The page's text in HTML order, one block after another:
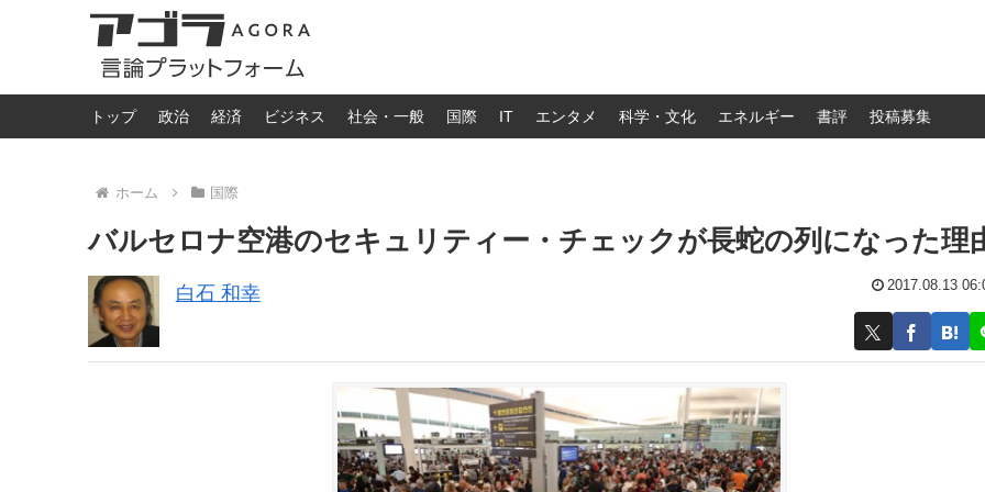
トップ 政治 経済 ビジネス 社会・一般 国際 IT エンタメ 科学・文化 エネルギー 書評 投稿募集
ホーム 国際
バルセロナ空港のセキュリティー・チェックが長蛇の列になった理
白石 和幸 2017.08.13